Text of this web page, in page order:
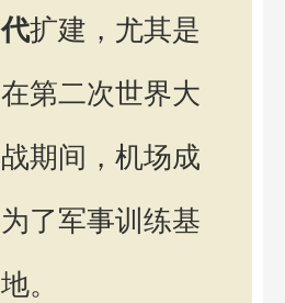
代扩建，尤其是
在第二次世界大
战期间，机场成
为了军事训练基
地。